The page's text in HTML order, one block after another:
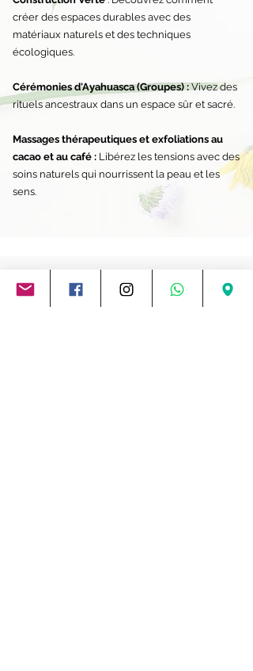
créer des espaces durables avec des
matériaux naturels et des techniques
écologiques.
Cérémonies d'Ayahuasca (Groupes) : Vivez des
rituels ancestraux dans un espace sûr et sacré.
Massages thérapeutiques et exfoliations au
cacao et au café : Libérez les tensions avec des
soins naturels qui nourrissent la peau et les
sens.
Contactez-nous